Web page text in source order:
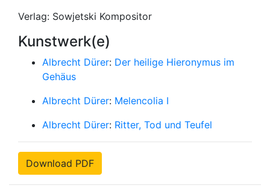
Verlag: Sowjetski Kompositor
Kunstwerk(e)
Albrecht Dürer: Der heilige Hieronymus im
Gehäus
Albrecht Dürer: Melencolia I
Albrecht Dürer: Ritter, Tod und Teufel
Download PDF